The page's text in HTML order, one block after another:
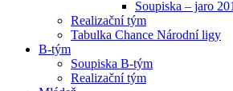
Soupiska – jaro
Realizační tým
Tabulka Chance Národní ligy
B-tým
Soupiska B-tým
Realizační tým